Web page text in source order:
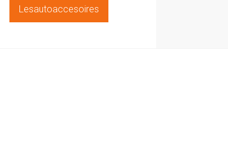
Lesautoaccesoires